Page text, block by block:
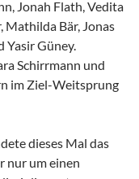
Jonah Flath, Vedita
Mathilda Bär, Jonas
Yasir Güney.
Schirrmann und
im Ziel-Weitsprung
dieses Mal das
nur um einen